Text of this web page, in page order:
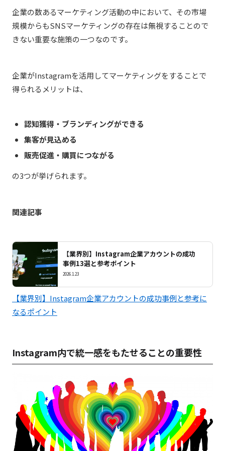
企業の数あるマーケティング活動の中において、その市場
規模からもSNSマーケティングの存在は無視することので
きない重要な施策の一つなのです。
企業がInstagramを活用してマーケティングをすることで
得られるメリットは、
認知獲得・ブランディングができる
集客が見込める
販売促進・購買につながる
の3つが挙げられます。
関連記事
【業界別】Instagram企業アカウントの成功
事例13選と参考ポイント
2026.1.23
【業界別】Instagram企業アカウントの成功事例と参考に
なるポイント
Instagram内で統一感をもたせることの重要性